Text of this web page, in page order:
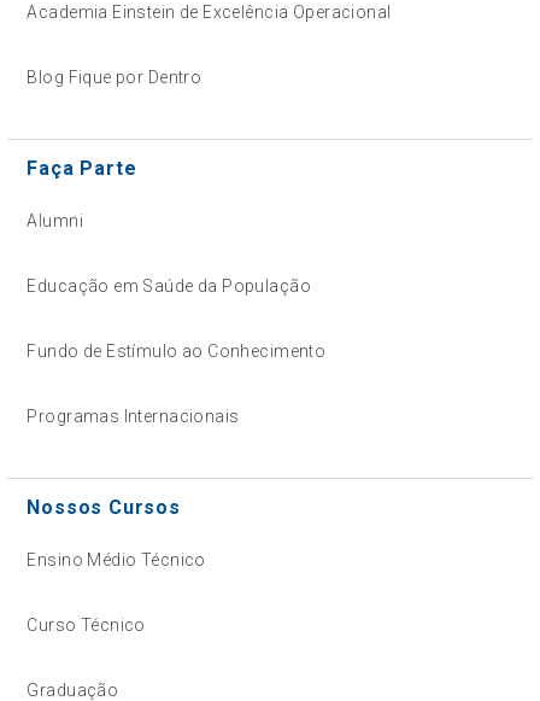
Academia Einstein de Excelência Operacional
Blog Fique por Dentro
Faça Parte
Alumni
Educação em Saúde da População
Fundo de Estímulo ao Conhecimento
Programas Internacionais
Nossos Cursos
Ensino Médio Técnico
Curso Técnico
Graduação